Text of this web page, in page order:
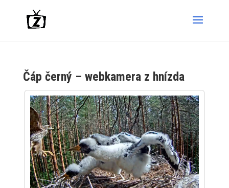
Čáp černý – webkamera z hnízda